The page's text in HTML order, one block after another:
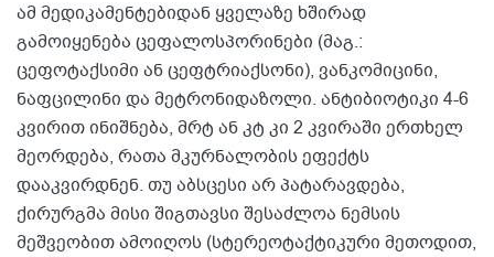
ამ მედიკამენტებიდან ყველაზე ხშირად
გამოიყენება ცეფალოსპორინები (მაგ.:
ცეფოტაქსიმი ან ცეფტრიაქსონი), ვანკომიცინი,
ნაფცილინი და მეტრონიდაზოლი. ანტიბიოტიკი 4-6
კვირით ინიშნება, მრტ ან კტ კი 2 კვირაში ერთხელ
მეორდება, რათა მკურნალობის ეფექტს
დააკვირდნენ. თუ აბსცესი არ პატარავდება,
ქირურგმა მისი შიგთავსი შესაძლოა ნემსის
მეშვეობით ამოიღოს (სტერეოტაქტიკური მეთოდით,